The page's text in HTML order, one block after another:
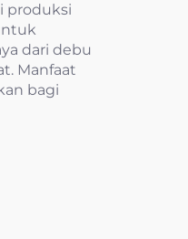
produksi
dari debu
Manfaat
bagi